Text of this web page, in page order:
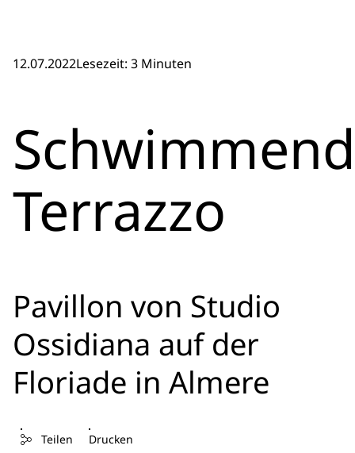
12.07.2022Lesezeit: 3 Minuten
Terrazzo
Pavillon von Studio
Ossidiana auf der
Floriade in Almere
Teilen Drucken